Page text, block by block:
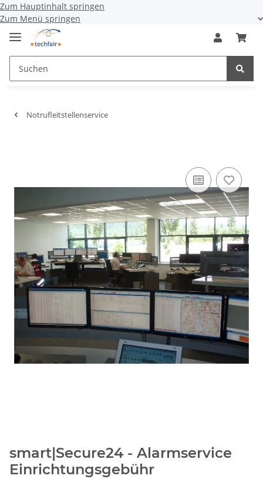
Zum Hauptinhalt springen
Zum Menü springen
Notrufleitstellenservice
smart|Secure24 - Alarmservice
Einrichtungsgebühr